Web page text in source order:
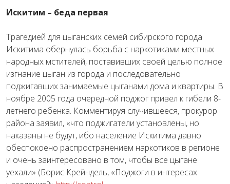
Искитим – беда первая
Трагедией для цыганских семей сибирского города
Искитима обернулась борьба с наркотиками местных
народных мстителей, поставивших своей целью полное
изгнание цыган из города и последовательно
поджигавших занимаемые цыганами дома и квартиры. В
ноябре 2005 года очередной поджог привел к гибели 8-
летнего ребенка. Комментируя случившееся, прокурор
района заявил, «что поджигатели установлены, но
наказаны не будут, ибо население Искитима давно
обеспокоено распространением наркотиков в регионе
и очень заинтересовано в том, чтобы все цыгане
уехали» (Борис Крейндель, «Поджоги в интересах